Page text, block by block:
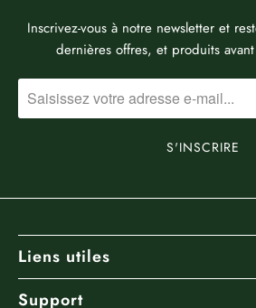
Inscrivez-vous à notre newsletter et
dernières offres, et produits
Liens utiles
Support